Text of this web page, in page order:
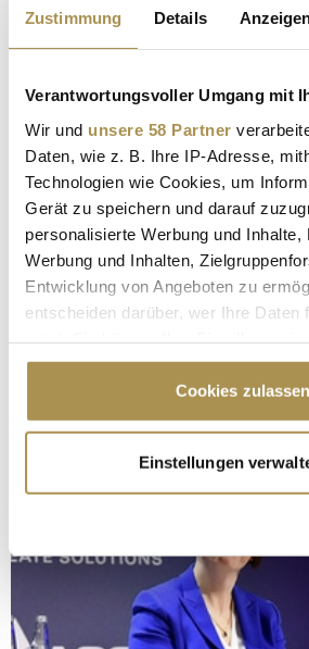
Zustimmung Details
Verantwortungsvoller Umgang mit
Wir und unsere 58 Partner
Daten, wie z. B. Ihre IP-Adresse,
Technologien wie Cookies, um
Gerät zu speichern und darauf
personalisierte Werbung und Inhalte,
Werbung und Inhalten,
Entwicklung von Angeboten zu
entscheiden darüber, wer Ihre Daten
Cookie-Erklärung oder durch
Trigger Symbol ändern oder widerrufen
Informationen über Ihre
erfassen, welche bis auf einige
bestimmten Merkmalen
Erfahren Sie mehr darüber, wie Ihre
verarbeitet werden, und legen Sie
Cookies zulassen
Einstellungen